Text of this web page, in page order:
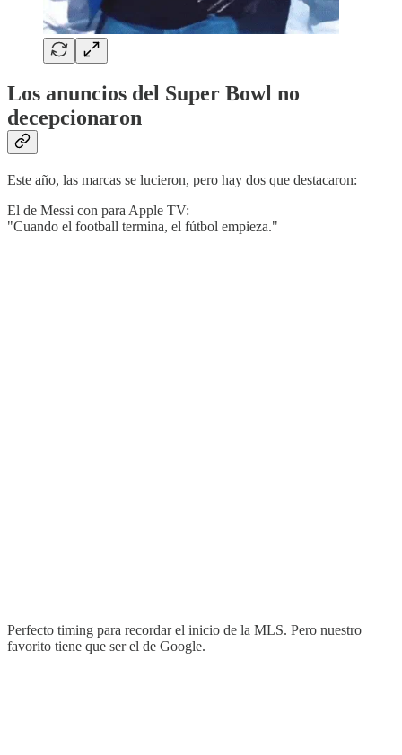
Los anuncios del Super Bowl no
decepcionaron
Este año, las marcas se lucieron, pero hay dos que destacaron:
El de Messi con para Apple TV:
"Cuando el football termina, el fútbol empieza."
Perfecto timing para recordar el inicio de la MLS. Pero nuestro
favorito tiene que ser el de Google.